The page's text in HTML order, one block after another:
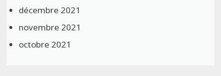
décembre 2021
novembre 2021
octobre 2021